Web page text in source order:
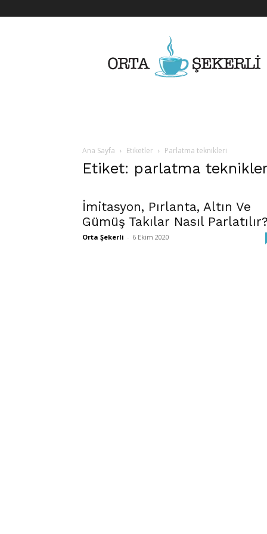
Biraz
Biraz
Ana Sayfa Etiketler Parlatma teknikleri
Etiket: parlatma
İmitasyon, Pırlanta, Altın Ve
Gümüş Takılar Nasıl Parlatılır?
Orta Şekerli - 6 Ekim 2020